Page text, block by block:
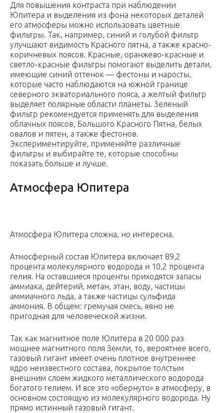
Для повышения контраста при наблюдении
Юпитера и выделения из фона некоторых деталей
его атмосферы можно использовать цветные
фильтры. Так, например, синий и голубой фильтр
улучшают видимость Красного пятна, а также красно-
коричневых поясов. Красные, оранжево-красные и
светло-красные фильтры помогают выделить детали,
имеющие синий оттенок — фестоны и наросты,
которые часто наблюдаются на южной границе
северного экваториального пояса, а желтый фильтр
выделяет полярные области планеты. Зеленый
фильтр рекомендуется применять для выделения
облачных поясов, Большого Красного Пятна, белых
овалов и пятен, а также фестонов.
Экспериментируйте, применяйте различные
фильтры и выбирайте те, которые способны
показать больше и лучше.
Атмосфера Юпитера
Атмосфера Юпитера сложна, но интересна.
Атмосферный состав Юпитера включает 89,2
процента молекулярного водорода и 10,2 процента
гелия. На оставшиеся проценты приходятся запасы
аммиака, дейтерий, метан, этан, воду, частицы
аммиачного льда, а также частицы сульфида
аммония. В общем: гремучая смесь, явно не
пригодная для человеческой жизни.
Так как магнитное поле Юпитера в 20 000 раз
мощнее магнитного поля Земли, то, вероятнее всего,
газовый гигант имеет очень плотное внутреннее
ядро неизвестного состава, покрытое толстым
внешним слоем жидкого металлического водорода
богатого гелием. И все это «обернуто» в атмосферу, в
основном состоящую из молекулярного водорода. Ну
прямо истинный газовый гигант.